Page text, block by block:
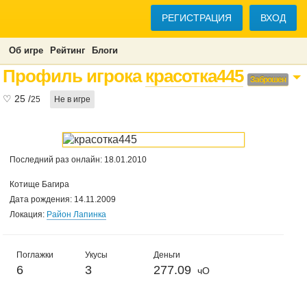
РЕГИСТРАЦИЯ ВХОД
Об игре Рейтинг Блоги
Профиль игрокакрасотка445 Заброшен
♡ 25 /25 Не в игре
Последний раз онлайн: 18.01.2010
Котище Багира
Дата рождения: 14.11.2009
Локация: Район Лапинка
Поглажки
6
Укусы
3
Деньги
277.09 чО